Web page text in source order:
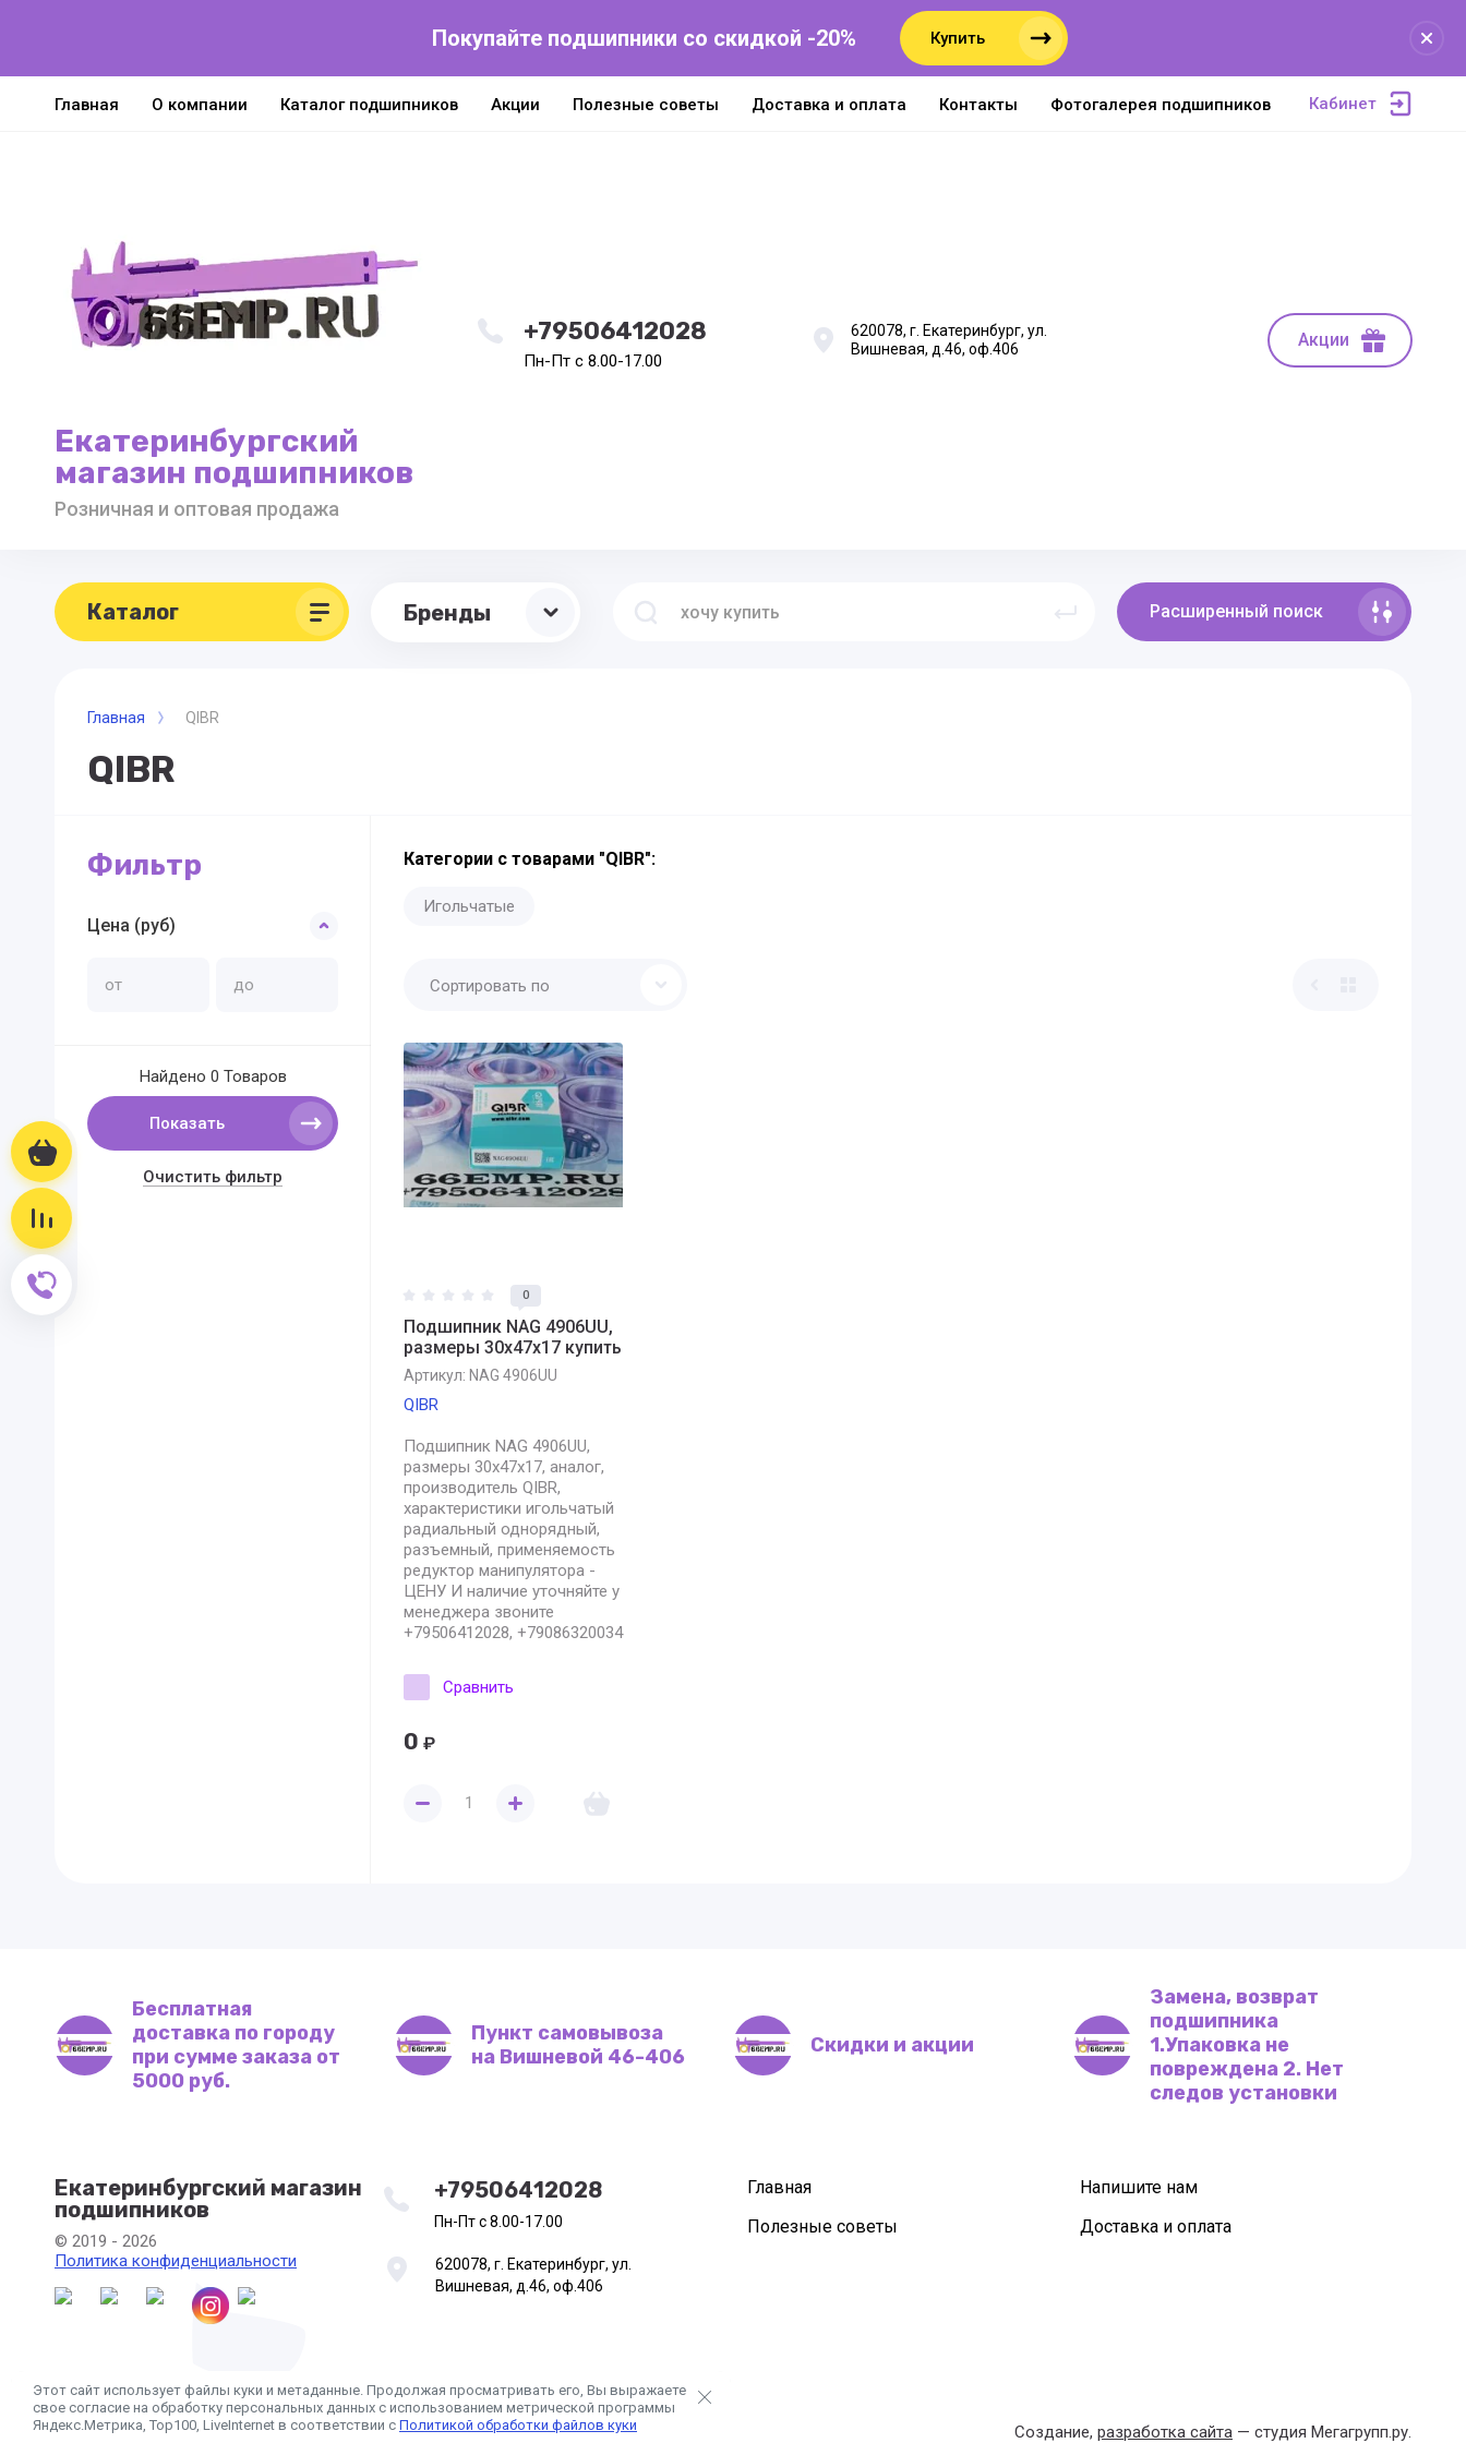
Корзина
Покупайте подшипники со скидкой -20% Купить
Главная О компании Каталог подшипников Акции Полезные советы Доставка и оплата Контакты Фотогалерея подшипников Кабинет
Екатеринбургский
магазин подшипников
Розничная и оптовая продажа
+79506412028
Пн-Пт с 8.00-17.00
620078, г. Екатеринбург, ул.
Вишневая, д.46, оф.406
Акции
Каталог Бренды Расширенный поиск
Главная QIBR
QIBR
Фильтр
Цена (руб)
Найдено 0 Товаров
Показать
Очистить фильтр
Категории с товарами "QIBR":
Игольчатые
Сортировать по
0
Подшипник NAG 4906UU,
размеры 30x47x17 купить
Артикул: NAG 4906UU
QIBR
Подшипник NAG 4906UU,
размеры 30x47x17, аналог,
производитель QIBR,
характеристики игольчатый
радиальный однорядный,
разъемный, применяемость
редуктор манипулятора -
ЦЕНУ И наличие уточняйте у
менеджера звоните
+79506412028, +79086320034
Сравнить
0 ₽
Бесплатная
доставка по городу
при сумме заказа от
5000 руб.
Пункт самовывоза
на Вишневой 46-406
Скидки и акции
Замена, возврат
подшипника
1.Упаковка не
повреждена 2. Нет
следов установки
Екатеринбургский магазин
подшипников
© 2019 - 2026
Политика конфиденциальности
+79506412028
Пн-Пт с 8.00-17.00
620078, г. Екатеринбург, ул.
Вишневая, д.46, оф.406
Главная
Напишите нам
Полезные советы
Доставка и оплата
Создание, разработка сайта — студия Мегагрупп.ру.
Этот сайт использует файлы куки и метаданные. Продолжая просматривать его, Вы выражаете
свое согласие на обработку персональных данных с использованием метрической программы
Яндекс.Метрика, Top100, LiveInternet в соответствии с Политикой обработки файлов куки